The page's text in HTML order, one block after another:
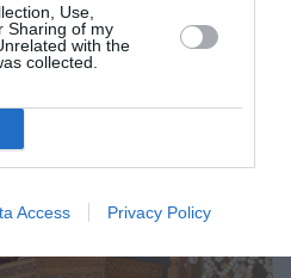
Use,
Sharing of my
with the
collected.
Access Privacy Policy